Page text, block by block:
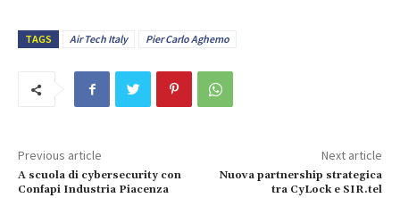
TAGS Air Tech Italy Pier Carlo Aghemo
Previous article
A scuola di cybersecurity con
Confapi Industria Piacenza
Next article
Nuova partnership strategica
tra CyLock e SIR.tel